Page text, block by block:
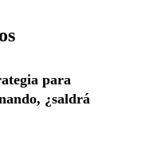
para
¿saldrá